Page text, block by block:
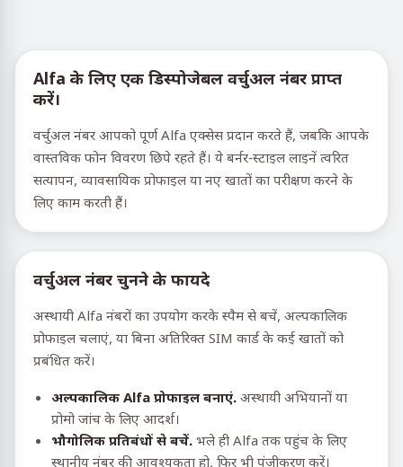
Alfa के लिए एक डिस्पोजेबल वर्चुअल नंबर प्राप्त
करें।
वर्चुअल नंबर आपको पूर्ण Alfa एक्सेस प्रदान करते हैं, जबकि आपके
वास्तविक फोन विवरण छिपे रहते हैं। ये बर्नर-स्टाइल लाइनें त्वरित
सत्यापन, व्यावसायिक प्रोफाइल या नए खातों का परीक्षण करने के
लिए काम करती हैं।
वर्चुअल नंबर चुनने के फायदे
अस्थायी Alfa नंबरों का उपयोग करके स्पैम से बचें, अल्पकालिक
प्रोफाइल चलाएं, या बिना अतिरिक्त SIM कार्ड के कई खातों को
प्रबंधित करें।
अल्पकालिक Alfa प्रोफाइल बनाएं. अस्थायी अभियानों या
प्रोमो जांच के लिए आदर्श।
भौगोलिक प्रतिबंधों से बचें. भले ही Alfa तक पहुंच के लिए
स्थानीय नंबर की आवश्यकता हो, फिर भी पंजीकरण करें।